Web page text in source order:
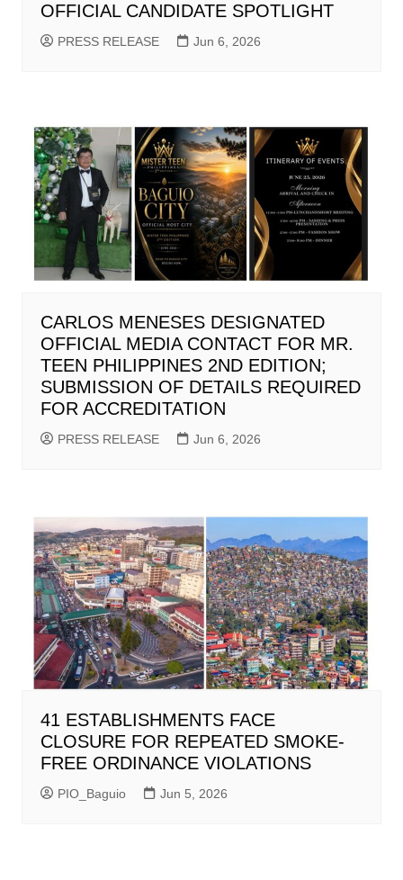
OFFICIAL CANDIDATE SPOTLIGHT
PRESS RELEASE Jun 6, 2026
CARLOS MENESES DESIGNATED
OFFICIAL MEDIA CONTACT FOR MR.
TEEN PHILIPPINES 2ND EDITION;
SUBMISSION OF DETAILS REQUIRED
FOR ACCREDITATION
PRESS RELEASE Jun 6, 2026
41 ESTABLISHMENTS FACE
CLOSURE FOR REPEATED SMOKE-
FREE ORDINANCE VIOLATIONS
PIO_Baguio Jun 5, 2026